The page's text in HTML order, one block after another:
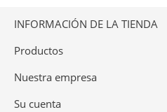
INFORMACIÓN DE LA TIENDA
Productos
Nuestra empresa
Su cuenta